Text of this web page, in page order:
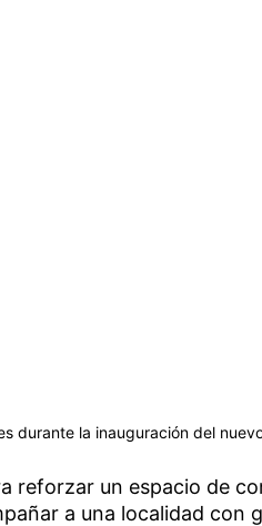
durante la inauguración del
reforzar un espacio de
a una localidad con